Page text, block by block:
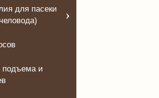
для пасеки
и